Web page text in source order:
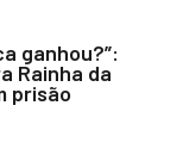
ganhou?”:
Rainha da
prisão